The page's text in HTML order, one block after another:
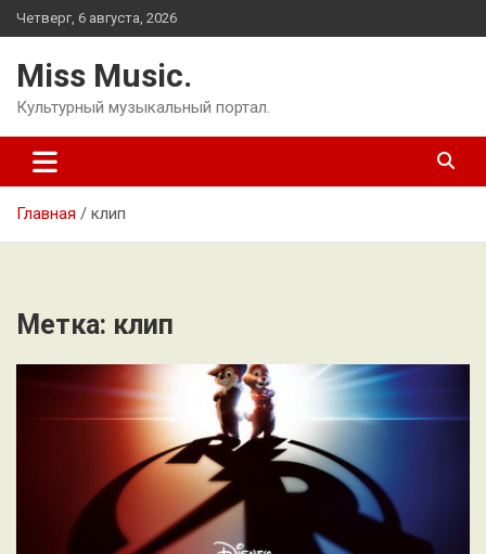
Перейти
к
Четверг, 6 августа, 2026
Miss Music.
Культурный музыкальный портал.
Главная клип
Метка: клип